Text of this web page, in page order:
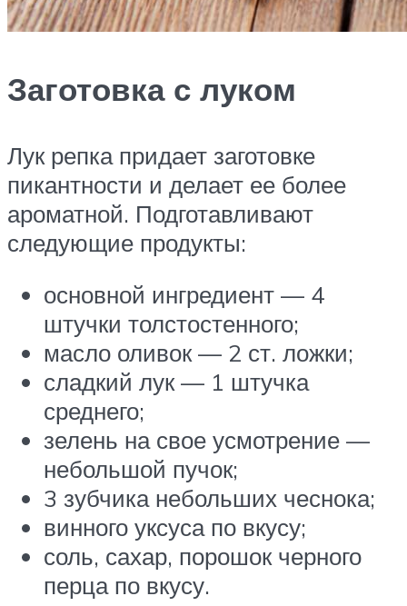
Заготовка с луком
Лук репка придает заготовке
пикантности и делает ее более
ароматной. Подготавливают
следующие продукты:
основной ингредиент — 4
штучки толстостенного;
масло оливок — 2 ст. ложки;
сладкий лук — 1 штучка
среднего;
зелень на свое усмотрение —
небольшой пучок;
3 зубчика небольших чеснока;
винного уксуса по вкусу;
соль, сахар, порошок черного
перца по вкусу.